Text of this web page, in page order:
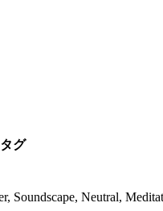
タグ
Soundscape, Neutral,